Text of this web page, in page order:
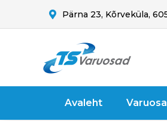
Pärna 23, Kõrveküla,
Avaleht